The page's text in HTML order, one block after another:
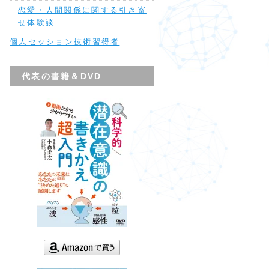
恋愛・人間関係に関する引き寄
せ体験談
個人セッション技術習得者
代表の書籍＆DVD